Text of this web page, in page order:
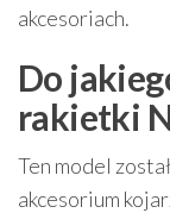
akcesoriach.
Do
rakietki
Ten model
akcesorium